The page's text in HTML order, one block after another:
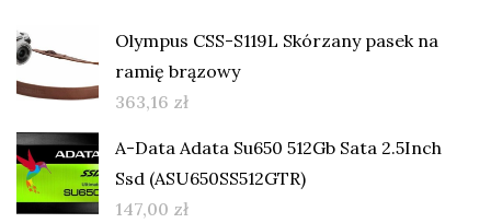
Olympus CSS-S119L Skórzany pasek na
ramię brązowy
363,16 zł
A-Data Adata Su650 512Gb Sata 2.5Inch
Ssd (ASU650SS512GTR)
147,00 zł